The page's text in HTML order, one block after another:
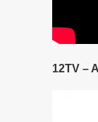
12TV –